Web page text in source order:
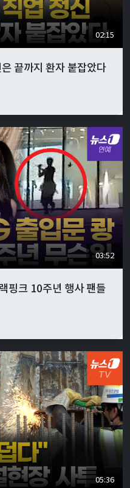
02:15
끝까지 환자 붙잡았다
03:52
핑크 10주년 행사 팬들
05:36